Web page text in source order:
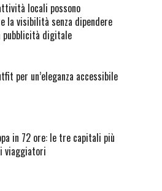
locali possono
la visibilità senza dipendere
pubblicità digitale
per un’eleganza accessibile
in 72 ore: le tre capitali più
viaggiatori